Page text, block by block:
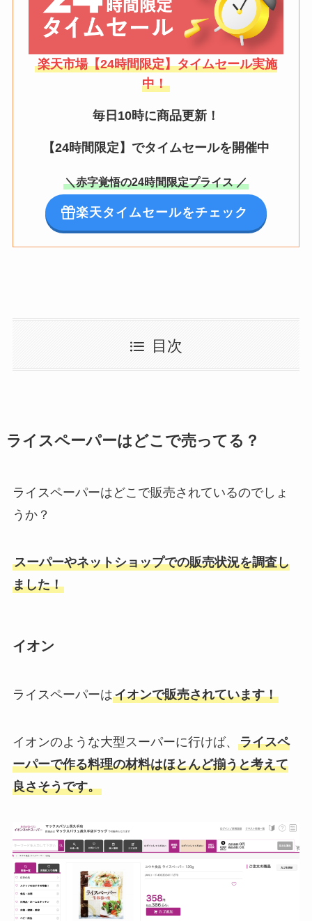
楽天市場【24時間限定】タイムセール実施
中！
毎日10時に商品更新！
【24時間限定】でタイムセールを開催中
＼赤字覚悟の24時間限定プライス ／
楽天タイムセールをチェック
目次
ライスペーパーはどこで売ってる？
ライスペーパーはどこで販売されているのでしょ
うか？
スーパーやネットショップでの販売状況を調査し
ました！
イオン
ライスペーパーはイオンで販売されています！
イオンのような大型スーパーに行けば、 ライスペ
ーパーで作る料理の材料はほとんど揃うと考えて
良さそうです。